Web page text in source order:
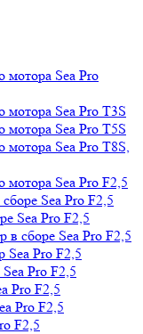
мотора Sea Pro
мотора Sea Pro Т3S
мотора Sea Pro Т5S
мотора Sea Pro Т8S,
мотора Sea Pro F2,5
Sea Pro F2,5
Sea Pro F2,5
в сборе Sea Pro F2,5
Pro F2,5
Pro F2,5
Pro F2,5
Pro F2,5
F2,5